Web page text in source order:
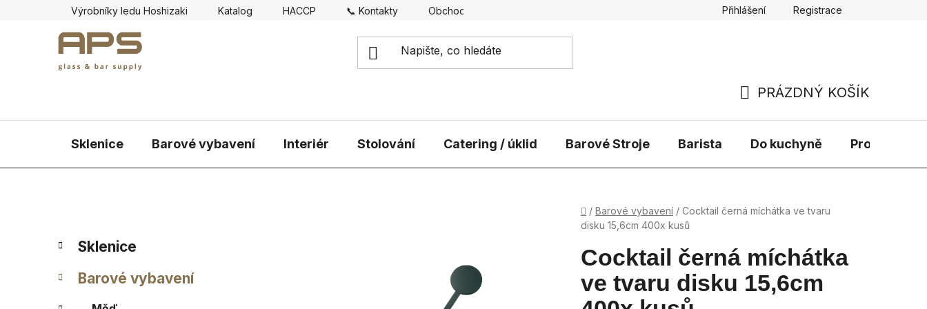
Výrobníky ledu Hoshizaki Katalog HACCP 📞 Kontakty Obchodní podmínky Přihlášení Registrace
KOŠÍK
PRÁZDNÝ KOŠÍK
Sklenice Barové vybavení Interiér Stolování Catering / úklid Barové Stroje Barista Do kuchyně Prodávané
Domů
/ Barové vybavení / Cocktail černá míchátka ve tvaru
disku 15,6cm 400x kusů
P
s
Přeskočit
kategorie
K
a
e
Sklenice
Barové vybavení
Cocktail černá míchátka
ve tvaru disku 15,6cm